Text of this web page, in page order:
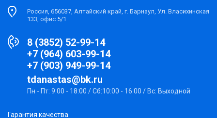
Россия, 656037, Алтайский край, г. Барнаул, Ул. Власихинская
133, офис 5/1
8 (3852) 52-99-14
+7 (964) 603-99-14
+7 (903) 949-99-14
tdanastas@bk.ru
Пн - Пт: 9:00 - 18:00 / Сб:10:00 - 16:00 / Вс: Выходной
Гарантия качества